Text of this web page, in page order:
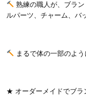
熟練の職人が、ブラ
ルパーツ、チャーム、バ
まるで体の一部のよ
★ オーダーメイドでブラ